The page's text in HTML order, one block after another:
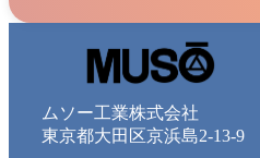
リ
ン
ムソー工業株式会社
東京都大田区京浜島2-13-9